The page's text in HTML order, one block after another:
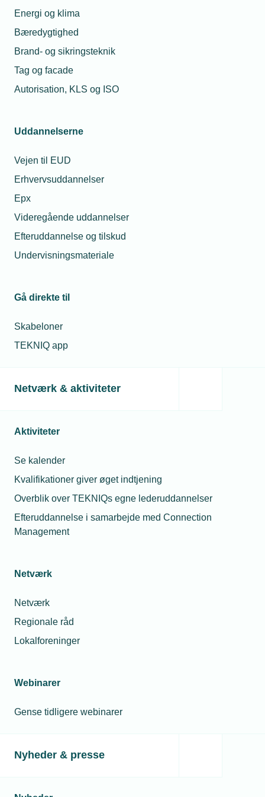
Energi og klima
Bæredygtighed
Brand- og sikringsteknik
Tag og facade
Autorisation, KLS og ISO
Uddannelserne
Vejen til EUD
Erhvervsuddannelser
Epx
Videregående uddannelser
Efteruddannelse og tilskud
Undervisningsmateriale
Gå direkte til
Skabeloner
TEKNIQ app
Netværk & aktiviteter
Aktiviteter
Se kalender
Kvalifikationer giver øget indtjening
Overblik over TEKNIQs egne lederuddannelser
Efteruddannelse i samarbejde med Connection
Management
Netværk
Netværk
Regionale råd
Lokalforeninger
Webinarer
Gense tidligere webinarer
Nyheder & presse
Relaterede nyheder
17. januar 2022
Luftskiftekrav slækket midt i corona-epidemi
til virusbekæmpelse.
Ventilation løser stort problem i skolerne
Ny landsdækkende undersøgelse dokumenterer endnu en
gang alt for dårligt indeklima i klasselokalerne.
Ventilationsløsninger med både indblæsning og
udsugning er vejen frem, lyder det samtidig i rapporten.
elevernes klasselokaler, der ud over CO2 også er præget
af kemiske stoffer, viser ny landsdækkende undersøgelse.